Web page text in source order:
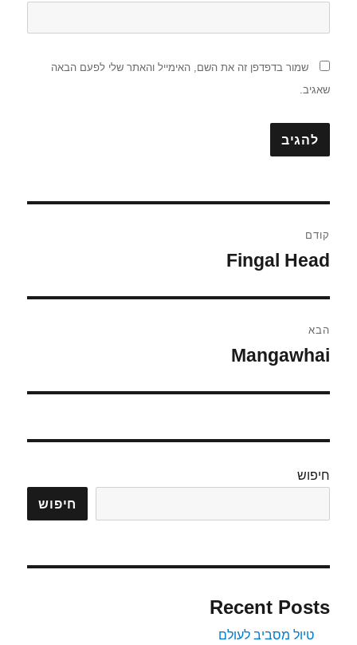
שמור בדפדפן זה את השם, האימייל והאתר שלי לפעם הבאה
שאגיב.
קודם
הפוסט
Fingal Head
הבא
הפוסט
Mangawhai
חיפוש
חיפוש
Recent Posts
טיול מסביב לעולם